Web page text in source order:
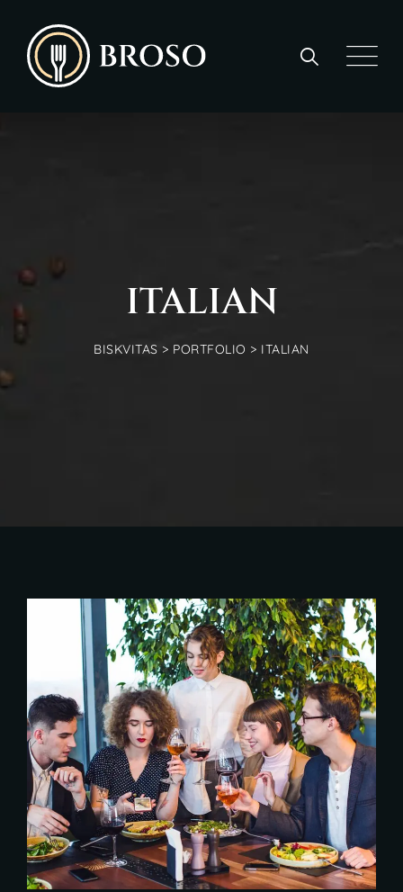
content
ITALIAN
BISKVITAS > PORTFOLIO > ITALIAN
SPECIAL DATE
Coffee Italian